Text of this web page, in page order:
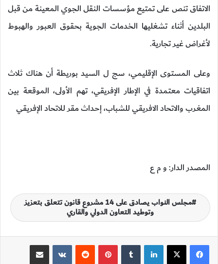
الاتفاق تنص على تمتيع مؤسسات النقل الجوي المعينة من قبل
البلدين أثناء تشغليها الخدمات الجوية بحقوق العبور والهبوط
لأغراض غير تجارية.
وعلى المستوى الإقليمي، سج ل السيد بوريطة أن هناك ثلاث
اتفاقيات معتمدة في الإطار الإفريقي، تهم الأولى، الموقعة بين
المغرب والاتحاد الافريقي للشباب، إحداث مقر للاتحاد الإفريقي
المصدر الدار: و م ع
مجلس النواب يصادق على 14 مشروع قانون تتعلق بتعزيز
وتوطيد التعاون الدولي والقاري
لينكدإن بينتيريست